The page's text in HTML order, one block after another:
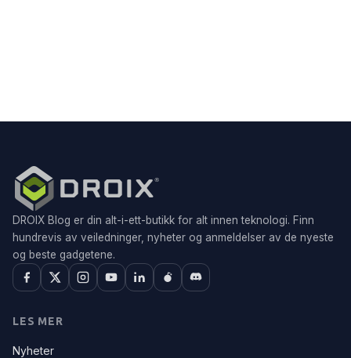
DROIX Blog er din alt-i-ett-butikk for alt innen teknologi. Finn
hundrevis av veiledninger, nyheter og anmeldelser av de nyeste
og beste gadgetene.
LES MER
Nyheter